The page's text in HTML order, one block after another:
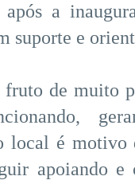
a
suporte e
de muito
local é motivo
apoiando e